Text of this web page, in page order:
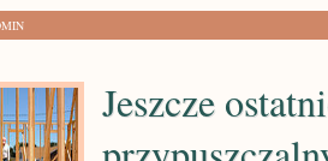
Jeszcze